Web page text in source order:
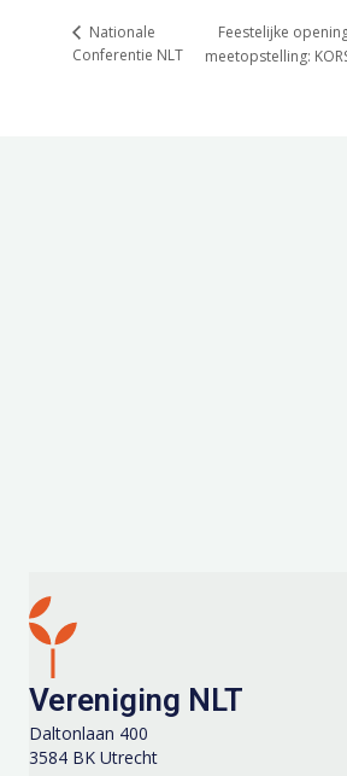
Nationale
Conferentie NLT
Feestelijke
meetopstelling:
Vereniging NLT
Daltonlaan 400
3584 BK Utrecht